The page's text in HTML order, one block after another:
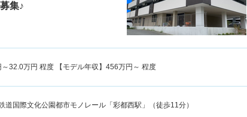
集♪
32.0万円 程度 【モデル年収】 456万円～ 程度
道国際文化公園都市モノレール「彩都西駅」（徒歩11分）